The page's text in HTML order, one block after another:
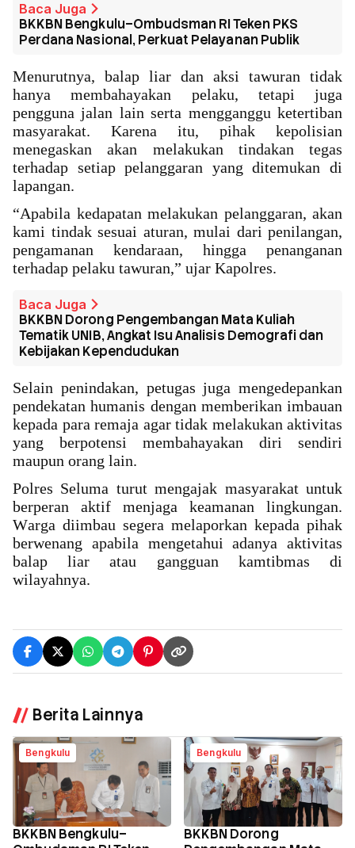
Baca Juga
BKKBN Bengkulu–Ombudsman RI Teken PKS
Perdana Nasional, Perkuat Pelayanan Publik
Menurutnya, balap liar dan aksi tawuran tidak
hanya membahayakan pelaku, tetapi juga
pengguna jalan lain serta mengganggu ketertiban
masyarakat. Karena itu, pihak kepolisian
menegaskan akan melakukan tindakan tegas
terhadap setiap pelanggaran yang ditemukan di
lapangan.
“Apabila kedapatan melakukan pelanggaran, akan
kami tindak sesuai aturan, mulai dari penilangan,
pengamanan kendaraan, hingga penanganan
terhadap pelaku tawuran,” ujar Kapolres.
Baca Juga
BKKBN Dorong Pengembangan Mata Kuliah
Tematik UNIB, Angkat Isu Analisis Demografi dan
Kebijakan Kependudukan
Selain penindakan, petugas juga mengedepankan
pendekatan humanis dengan memberikan imbauan
kepada para remaja agar tidak melakukan aktivitas
yang berpotensi membahayakan diri sendiri
maupun orang lain.
Polres Seluma turut mengajak masyarakat untuk
berperan aktif menjaga keamanan lingkungan.
Warga diimbau segera melaporkan kepada pihak
berwenang apabila mengetahui adanya aktivitas
balap liar atau gangguan kamtibmas di
wilayahnya.
Berita Lainnya
Bengkulu
BKKBN Bengkulu–
Bengkulu
BKKBN Dorong